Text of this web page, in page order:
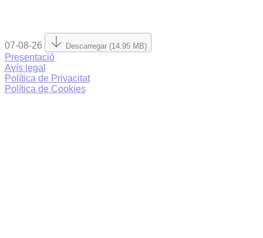
07-08-26 Descarregar (14.95 MB)
Presentació
Avís legal
Política de Privacitat
Política de Cookies